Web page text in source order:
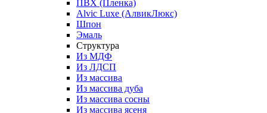
ПВХ (Пленка)
Alvic Luxe (АлвикЛюкс)
Шпон
Эмаль
Структура
Из МДФ
Из ЛДСП
Из массива
Из массива дуба
Из массива сосны
Из массива ясеня